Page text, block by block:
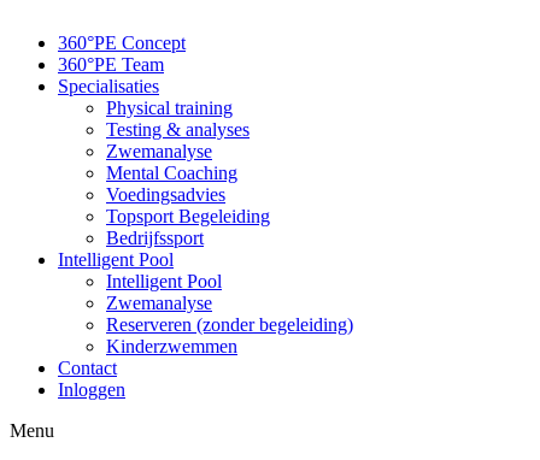
360°PE Concept
360°PE Team
Specialisaties
Physical training
Testing & analyses
Zwemanalyse
Mental Coaching
Voedingsadvies
Topsport Begeleiding
Bedrijfssport
Intelligent Pool
Intelligent Pool
Zwemanalyse
Reserveren (zonder begeleiding)
Kinderzwemmen
Contact
Inloggen
Menu